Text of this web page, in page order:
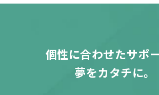
個性に合わせたサポ
夢をカタチに。